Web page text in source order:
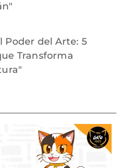
Poder del Arte: 5
Transforma